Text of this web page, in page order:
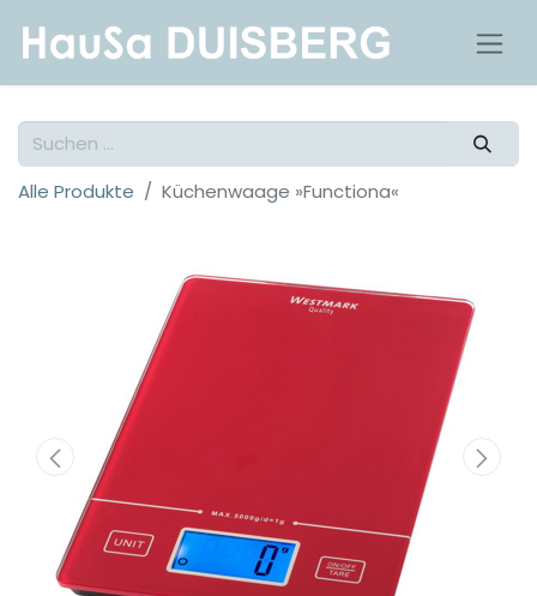
Alle Produkte Küchenwaage »Functiona«